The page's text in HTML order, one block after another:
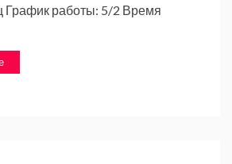
График работы: 5/2 Время